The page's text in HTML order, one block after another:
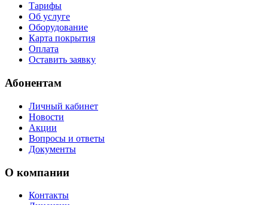
Тарифы
Об услуге
Оборудование
Карта покрытия
Оплата
Оставить заявку
Абонентам
Личный кабинет
Новости
Акции
Вопросы и ответы
Документы
О компании
Контакты